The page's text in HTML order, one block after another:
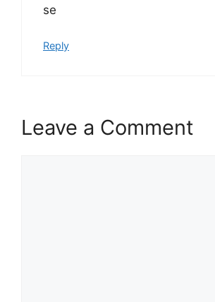
se
Reply
Leave a Comment